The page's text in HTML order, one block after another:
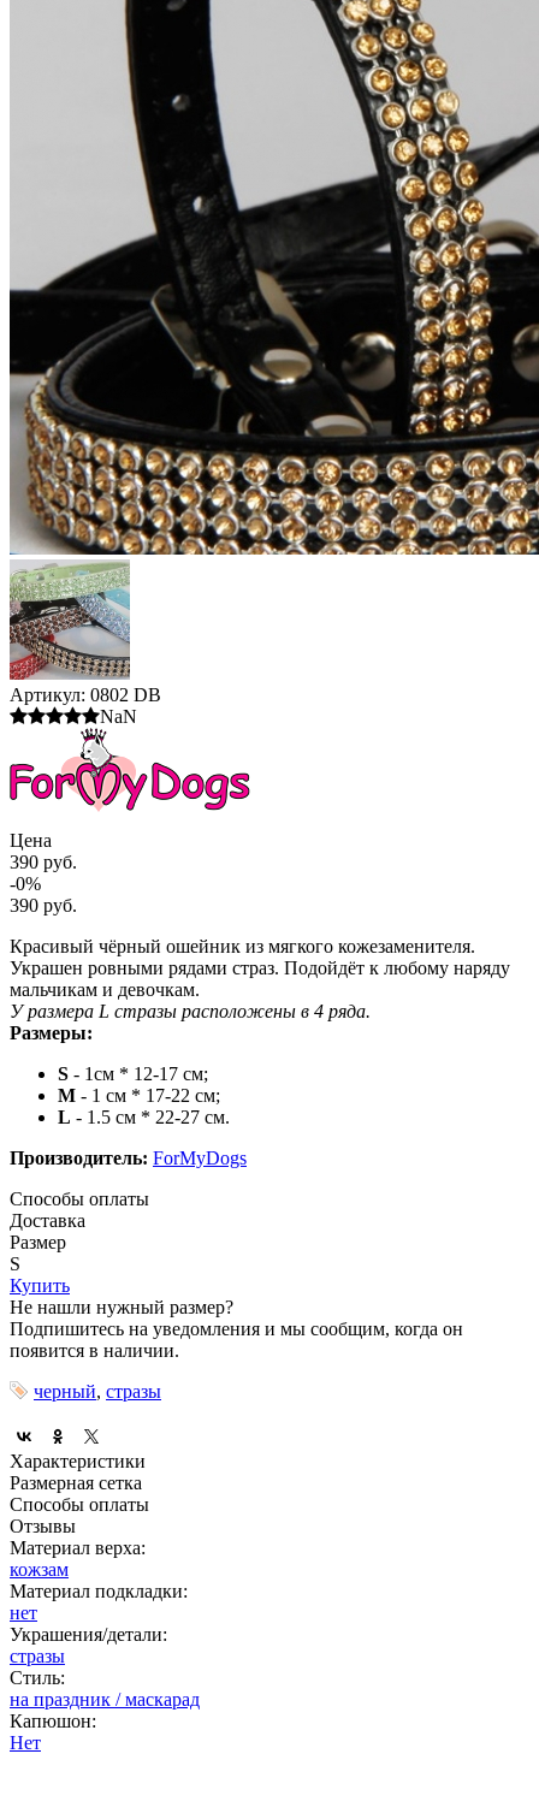
Артикул: 0802 DB
NaN
Цена
390 руб.
-0%
390 руб.
Красивый чёрный ошейник из мягкого кожезаменителя.
Украшен ровными рядами страз. Подойдёт к любому наряду
мальчикам и девочкам.
У размера L стразы расположены в 4 ряда.
Размеры:
S - 1см * 12-17 см;
M - 1 см * 17-22 см;
L - 1.5 см * 22-27 см.
Производитель: ForMyDogs
Способы оплаты
Доставка
Размер
S
Купить
Не нашли нужный размер?
Подпишитесь на уведомления и мы сообщим, когда он
появится в наличии.
черный, стразы
Характеристики
Размерная сетка
Способы оплаты
Отзывы
Материал верха:
кожзам
Материал подкладки:
нет
Украшения/детали:
стразы
Стиль:
на праздник / маскарад
Капюшон:
Нет